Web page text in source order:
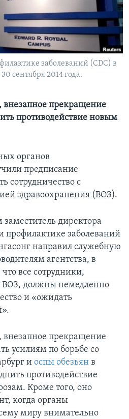
заболеваний (CDC) в
сентября 2014 года.
прекращение
противодействие новым
органов
предписание
сотрудничество с
здравоохранения (ВОЗ).
заместитель директора
профилактике заболеваний
направил служебную
агентства, в
все сотрудники,
ВОЗ, должны немедленно
и «ожидать
прекращение
усилиям по борьбе со
и оспы обезьян в
противодействие
Кроме того, оно
когда органы
миру внимательно